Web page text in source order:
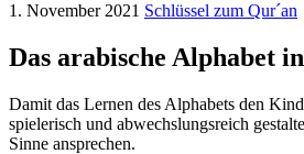
1. November 2021 Schlüssel zum Qur´an
Das arabische Alphabet
Damit das Lernen des Alphabets den
spielerisch und abwechslungsreich
Sinne ansprechen.